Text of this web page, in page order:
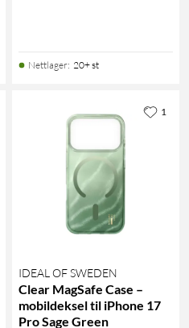
Nettlager: 20+ st
IDEAL OF SWEDEN
Clear MagSafe Case –
mobildeksel til iPhone 17
Pro Sage Green
1